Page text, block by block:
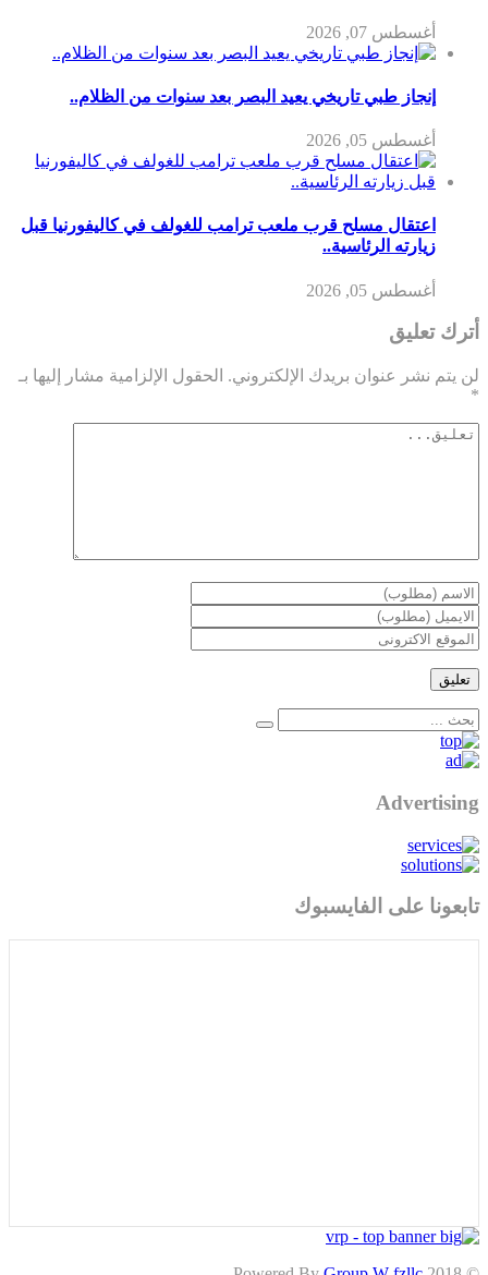
أغسطس 07, 2026
إنجاز طبي تاريخي يعيد البصر بعد سنوات من الظلام..
أغسطس 05, 2026
اعتقال مسلح قرب ملعب ترامب للغولف في كاليفورنيا قبل
زيارته الرئاسية..
أغسطس 05, 2026
أترك تعليق
لن يتم نشر عنوان بريدك الإلكتروني. الحقول الإلزامية مشار إليها بـ
*
Advertising
تابعونا على الفايسبوك